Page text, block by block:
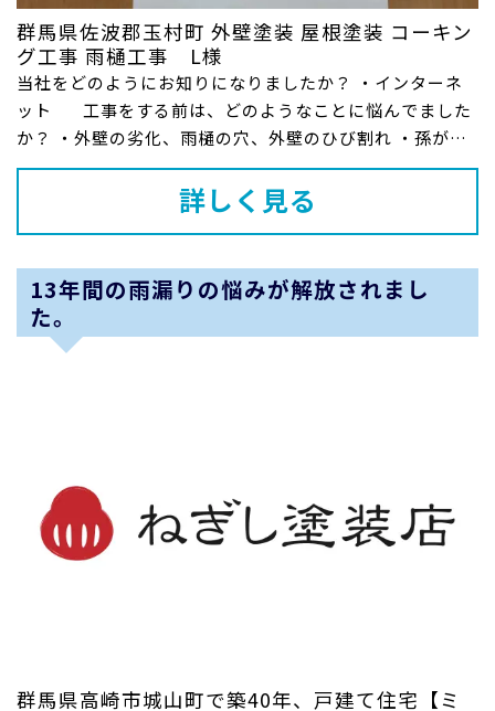
群馬県佐波郡玉村町 外壁塗装 屋根塗装 コーキン
グ工事 雨樋工事 L様
当社をどのようにお知りになりましたか？ ・インターネ
ット 工事をする前は、どのようなことに悩んでました
か？ ・外壁の劣化、雨樋の穴、外壁のひび割れ ・孫が来
るので家...
詳しく見る
13年間の雨漏りの悩みが解放されまし
た。
群馬県高崎市城山町で築40年、戸建て住宅【ミ